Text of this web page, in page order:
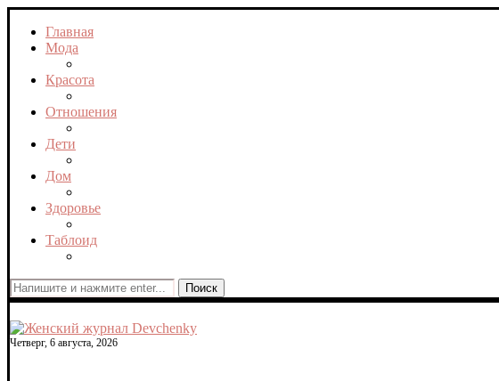
Главная
Мода
Красота
Отношения
Дети
Дом
Здоровье
Таблоид
Поиск
Четверг, 6 августа, 2026